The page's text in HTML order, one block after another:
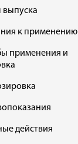
к применению
применения и
действия